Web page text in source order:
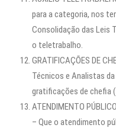
para a categoria, nos
Consolidação das Leis
o teletrabalho.
GRATIFICAÇÕES DE
Técnicos e Analistas da
gratificações de chefia
ATENDIMENTO
– Que o atendimento